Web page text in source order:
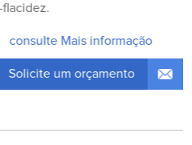
consulte Mais informação
Solicite um orçamento